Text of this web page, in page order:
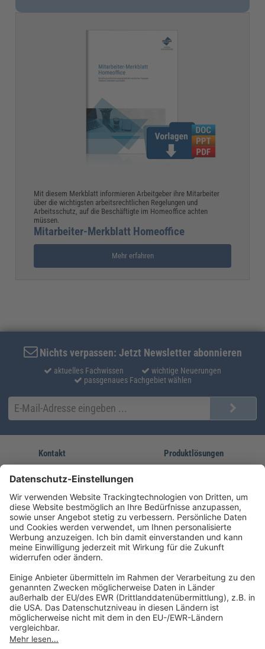
Mit diesem Merkblatt informieren Arbeitgeber ihre Mitarbeiter
über die wichtigsten arbeitsrechtlichen Regelungen und
Arbeitsschutz, auf die Beschäftigte im Homeoffice achten
müssen.
Mitarbeiter-Merkblatt Homeoffice
Mehr erfahren
Nichts verpassen: Jetzt Newsletter abonnieren
aktuelles Fachwissen
wichtige Neuerungen
passgenaues Fachgebiet wählen
Kontakt
service@forum-verlag.com
Mo-Do 07:30 - 17:00 Uhr
Fr 07:30 - 15:00 Uhr
Produktlösungen
Unsere Marken
Folgen Sie uns
Impressum